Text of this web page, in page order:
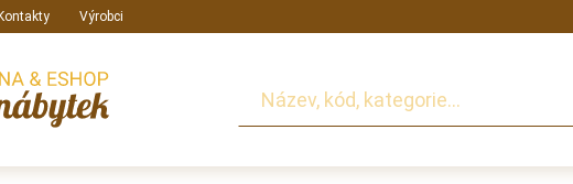
Kontakty Výrobci
Hledat